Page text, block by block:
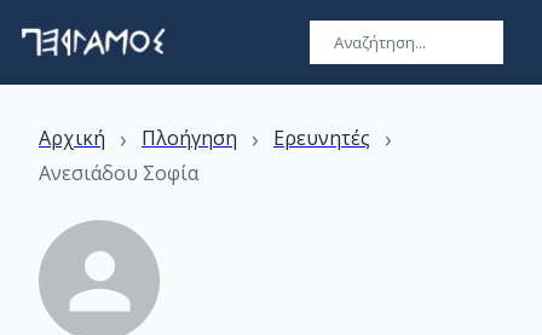
Αρχική › Πλοήγηση › Ερευνητές ›
Ανεσιάδου Σοφία